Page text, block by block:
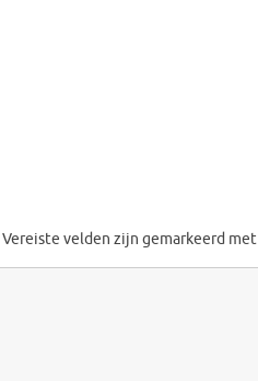
Vereiste velden zijn gemarkeerd met